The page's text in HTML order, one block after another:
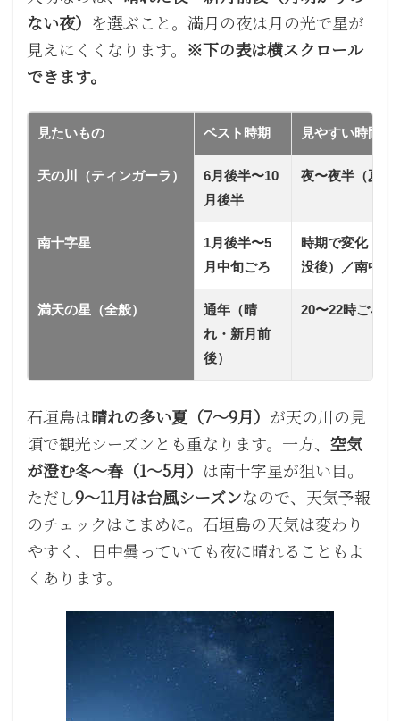
ない夜） を選ぶこと。満月の夜は月の光で星が
見えにくくなります。 ※下の表は横スクロール
できます。
見たいもの ベスト時期 見やすい時間の
天の川（ティンガーラ）
6月後半〜10
月後半
夜〜夜半（夏は
南十字星
1月後半〜5
月中旬ごろ
時期で変化（1
没後）／南中前
満天の星（全般）
通年（晴
れ・新月前
後）
20〜22時ごろ〜
石垣島は晴れの多い夏（7〜9月） が天の川の見
頃で観光シーズンとも重なります。一方、 空気
が澄む冬〜春（1〜5月） は南十字星が狙い目。
ただし9〜11月は台風シーズンなので、天気予報
のチェックはこまめに。石垣島の天気は変わり
やすく、日中曇っていても夜に晴れることもよ
くあります。